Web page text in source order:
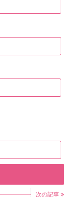
次の記事